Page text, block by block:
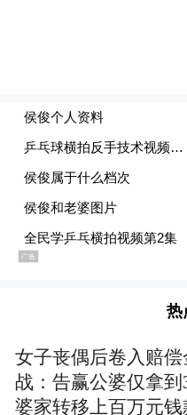
演技奖获得次数=0？
虽然爱一个人不需
人却“有理有据”。“
此评价她。尽管
过第8届韩国电影大
无实际奖项入手。
热
女子丧偶后卷入赔偿
战：告赢公婆仅拿到
婆家转移上百万元钱